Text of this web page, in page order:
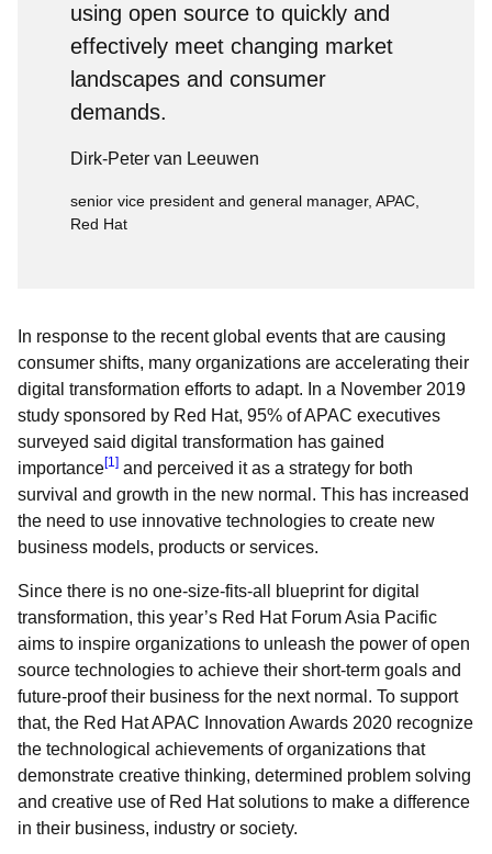
using open source to quickly and
effectively meet changing market
landscapes and consumer
demands.
Dirk-Peter van Leeuwen
senior vice president and general manager, APAC,
Red Hat
In response to the recent global events that are causing
consumer shifts, many organizations are accelerating their
digital transformation efforts to adapt. In a November 2019
study sponsored by Red Hat, 95% of APAC executives
surveyed said digital transformation has gained
importance[1] and perceived it as a strategy for both
survival and growth in the new normal. This has increased
the need to use innovative technologies to create new
business models, products or services.
Since there is no one-size-fits-all blueprint for digital
transformation, this year’s Red Hat Forum Asia Pacific
aims to inspire organizations to unleash the power of open
source technologies to achieve their short-term goals and
future-proof their business for the next normal. To support
that, the Red Hat APAC Innovation Awards 2020 recognize
the technological achievements of organizations that
demonstrate creative thinking, determined problem solving
and creative use of Red Hat solutions to make a difference
in their business, industry or society.